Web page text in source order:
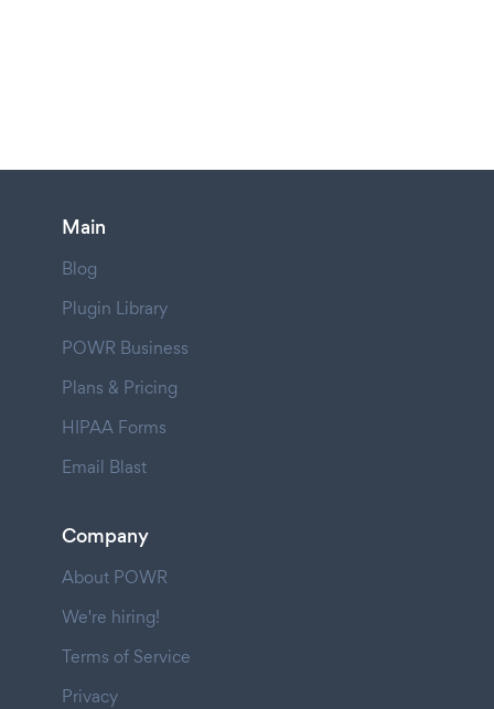
Main
Blog
Plugin Library
POWR Business
Plans & Pricing
HIPAA Forms
Email Blast
Company
About POWR
We're hiring!
Terms of Service
Privacy